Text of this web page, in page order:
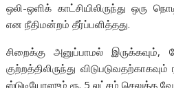
ஒலி-ஒளிக் காட்சியிலிருந்து ஒரு
என நீதிமன்றம் தீர்ப்பளித்தது.
சிறைக்கு அனுப்பாமல்
குற்றத்திலிருந்து
ஸ்டுடியோஸும் ரூ. 5 லட்சம் செலுத்த